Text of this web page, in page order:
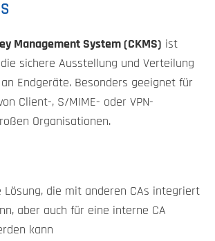
Management System (CKMS) ist
sichere Ausstellung und Verteilung
Endgeräte. Besonders geeignet für
Client-, S/MIME- oder VPN-
Organisationen.
Lösung, die mit anderen CAs integriert
aber auch für eine interne CA
kann